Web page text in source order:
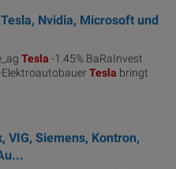
Nvidia, Microsoft und
Tesla -1.45% BaRaInvest
ElektroautobauerTesla bringt
Siemens, Kontron,